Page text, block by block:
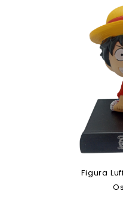
Figura